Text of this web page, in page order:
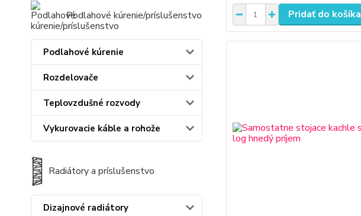
Podlahové kúrenie/príslušenstvo
Podlahové kúrenie
Rozdelovače
Teplovzdušné rozvody
Vykurovacie káble a rohože
Radiátory a príslušenstvo
Dizajnové radiátory
Pridať do košíka